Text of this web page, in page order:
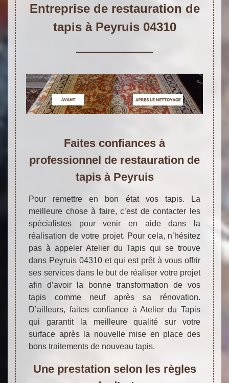
Entreprise de restauration de
tapis à Peyruis 04310
Faites confiances à
professionnel de restauration de
tapis à Peyruis
Pour remettre en bon état vos tapis. La
meilleure chose à faire, c’est de contacter les
spécialistes pour venir en aide dans la
réalisation de votre projet. Pour cela, n’hésitez
pas à appeler Atelier du Tapis qui se trouve
dans Peyruis 04310 et qui est prêt à vous offrir
ses services dans le but de réaliser votre projet
afin d’avoir la bonne transformation de vos
tapis comme neuf après sa rénovation.
D’ailleurs, faites confiance à Atelier du Tapis
qui garantit la meilleure qualité sur votre
surface après la nouvelle mise en place des
bons traitements de nouveau tapis.
Une prestation selon les règles